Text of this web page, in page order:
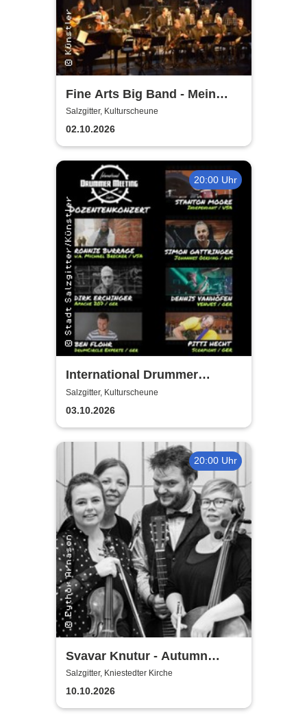
Fine Arts Big Band - Mein
amerikanischer Traum - True
Stories
Salzgitter, Kulturscheune
02.10.2026
20:00 Uhr
International Drummer
Meeting Konzert |
Kulturscheune
Salzgitter, Kulturscheune
03.10.2026
20:00 Uhr
Svavar Knutur - Autumn
String Trio Tour
Salzgitter, Kniestedter Kirche
10.10.2026